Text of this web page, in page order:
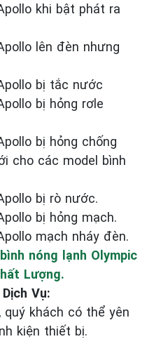
khi bật phát ra
lên đèn nhưng
bị tắc nước
bị hỏng rơle
bị hỏng chống
cho các model bình
bị rò nước.
bị hỏng mạch.
mạch nháy đèn.
nóng lạnh Olympic
Lượng.
Vụ:
quý khách có thể yên
kiện thiết bị.